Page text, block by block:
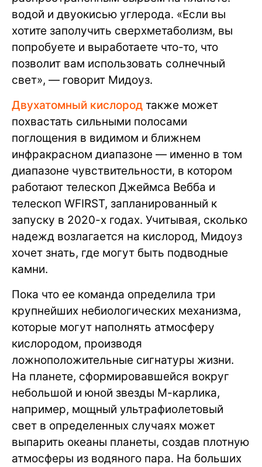
водой и двуокисью углерода. «Если вы
хотите заполучить сверхметаболизм, вы
попробуете и выработаете что-то, что
позволит вам использовать солнечный
свет», — говорит Мидоуз.
Двухатомный кислород также может
похвастать сильными полосами
поглощения в видимом и ближнем
инфракрасном диапазоне — именно в том
диапазоне чувствительности, в котором
работают телескоп Джеймса Вебба и
телескоп WFIRST, запланированный к
запуску в 2020-х годах. Учитывая, сколько
надежд возлагается на кислород, Мидоуз
хочет знать, где могут быть подводные
камни.
Пока что ее команда определила три
крупнейших небиологических механизма,
которые могут наполнять атмосферу
кислородом, производя
ложноположительные сигнатуры жизни.
На планете, сформировавшейся вокруг
небольшой и юной звезды М-карлика,
например, мощный ультрафиолетовый
свет в определенных случаях может
выпарить океаны планеты, создав плотную
атмосферы из водяного пара. На больших